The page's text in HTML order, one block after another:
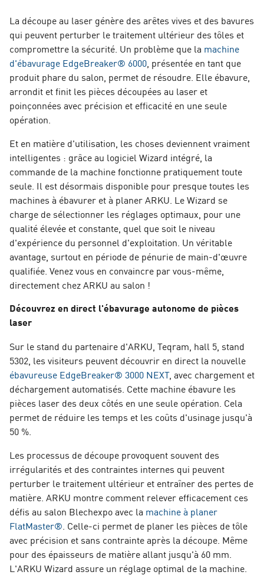
La découpe au laser génère des arêtes vives et des bavures
qui peuvent perturber le traitement ultérieur des tôles et
compromettre la sécurité. Un problème que la machine
d'ébavurage EdgeBreaker® 6000 , présentée en tant que
produit phare du salon, permet de résoudre. Elle ébavure,
arrondit et finit les pièces découpées au laser et
poinçonnées avec précision et efficacité en une seule
opération.
Et en matière d'utilisation, les choses deviennent vraiment
intelligentes : grâce au logiciel Wizard intégré, la
commande de la machine fonctionne pratiquement toute
seule. Il est désormais disponible pour presque toutes les
machines à ébavurer et à planer ARKU. Le Wizard se
charge de sélectionner les réglages optimaux, pour une
qualité élevée et constante, quel que soit le niveau
d'expérience du personnel d'exploitation. Un véritable
avantage, surtout en période de pénurie de main-d'œuvre
qualifiée. Venez vous en convaincre par vous-même,
directement chez ARKU au salon !
Découvrez en direct l'ébavurage autonome de pièces
laser
Sur le stand du partenaire d'ARKU, Teqram, hall 5, stand
5302, les visiteurs peuvent découvrir en direct la nouvelle
ébavureuse EdgeBreaker® 3000 NEXT, avec chargement et
déchargement automatisés. Cette machine ébavure les
pièces laser des deux côtés en une seule opération. Cela
permet de réduire les temps et les coûts d'usinage jusqu'à
50 %.
Les processus de découpe provoquent souvent des
irrégularités et des contraintes internes qui peuvent
perturber le traitement ultérieur et entraîner des pertes de
matière. ARKU montre comment relever efficacement ces
défis au salon Blechexpo avec la machine à planer
FlatMaster® . Celle-ci permet de planer les pièces de tôle
avec précision et sans contrainte après la découpe. Même
pour des épaisseurs de matière allant jusqu'à 60 mm.
L'ARKU Wizard assure un réglage optimal de la machine.